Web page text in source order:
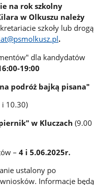
na rok szkolny
w Olkuszu należy
szkoły lub drogą
.
dla kandydatów
19:00
podróż bajką pisana"
i 10.30)
w Kluczach (9.00
– 4 i 5.06.2025r.
ustalony po
Informacje będą